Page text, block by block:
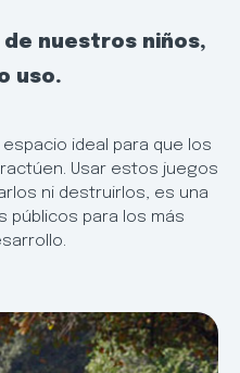
nuestros niños,
uso.
ideal para que los
Usar estos juegos
ni destruirlos, es una
públicos para los más